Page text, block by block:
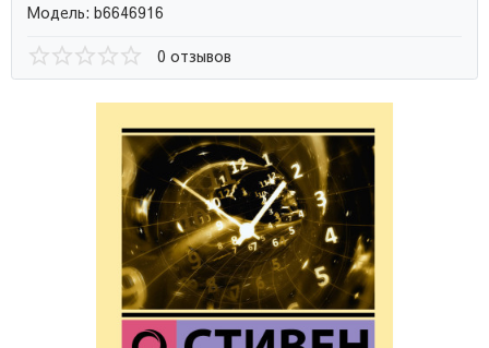
Модель: b6646916
0 отзывов